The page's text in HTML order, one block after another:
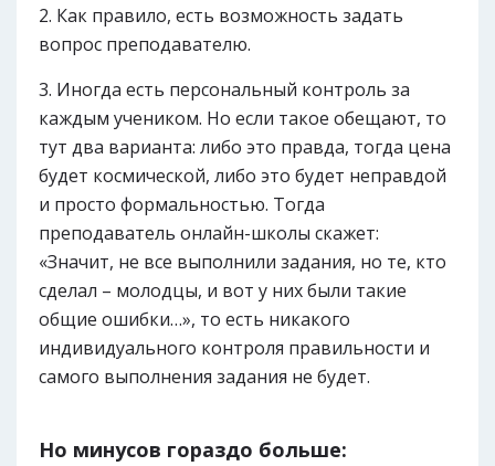
Как правило, есть возможность задать
вопрос преподавателю.
Иногда есть персональный контроль за
каждым учеником. Но если такое обещают, то
тут два варианта: либо это правда, тогда цена
будет космической, либо это будет неправдой
и просто формальностью. Тогда
преподаватель онлайн-школы скажет:
«Значит, не все выполнили задания, но те, кто
сделал – молодцы, и вот у них были такие
общие ошибки…», то есть никакого
индивидуального контроля правильности и
самого выполнения задания не будет.
Но минусов гораздо больше: